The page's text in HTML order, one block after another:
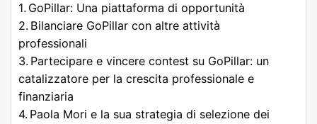
GoPillar: Una piattaforma di opportunità
Bilanciare GoPillar con altre attività
professionali
Partecipare e vincere contest su GoPillar: un
catalizzatore per la crescita professionale e
finanziaria
Paola Mori e la sua strategia di selezione dei